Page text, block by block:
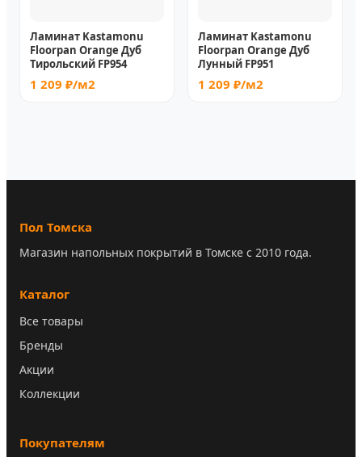
Ламинат Kastamonu
Floorpan Orange Дуб
Тирольский FP954
1 209 ₽/м2
Ламинат Kastamonu
Floorpan Orange Дуб
Лунный FP951
1 209 ₽/м2
Пол Томска
Магазин напольных покрытий в Томске с 2010 года.
Каталог
Все товары
Бренды
Акции
Коллекции
Покупателям